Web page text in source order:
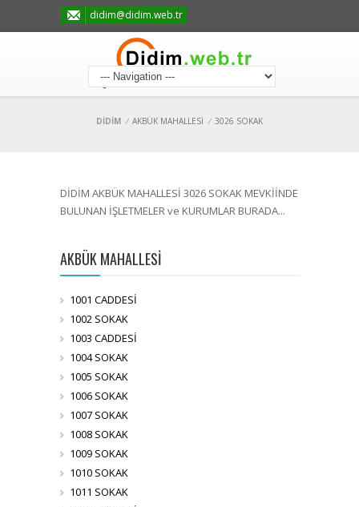
didim@didim.web.tr
DİDİM / AKBÜK MAHALLESİ / 3026 SOKAK
DİDİM AKBÜK MAHALLESİ 3026 SOKAK MEVKİİNDE
BULUNAN İŞLETMELER ve KURUMLAR BURADA...
AKBÜK MAHALLESİ
1001 CADDESİ
1002 SOKAK
1003 CADDESİ
1004 SOKAK
1005 SOKAK
1006 SOKAK
1007 SOKAK
1008 SOKAK
1009 SOKAK
1010 SOKAK
1011 SOKAK